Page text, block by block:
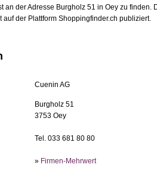
an der Adresse Burgholz 51 in Oey zu
auf der Plattform Shoppingfinder.ch publiziert.
Cuenin AG
Burgholz 51
3753 Oey
Tel. 033 681 80 80
» Firmen-Mehrwert